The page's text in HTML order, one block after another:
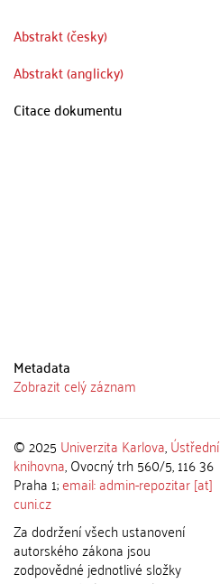
Abstrakt (česky)
Abstrakt (anglicky)
Citace dokumentu
Metadata
Zobrazit celý záznam
© 2025 Univerzita Karlova,Ústřední
knihovna, Ovocný trh 560/5, 116 36
Praha 1;email: admin-repozitar [at]
cuni.cz
Za dodržení všech ustanovení
autorského zákona jsou
zodpovědné jednotlivé složky